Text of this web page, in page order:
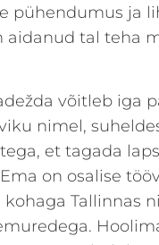
pühendumus ja
aidanud tal teha
võitleb iga
nimel,
et tagada
on osalise
Tallinnas